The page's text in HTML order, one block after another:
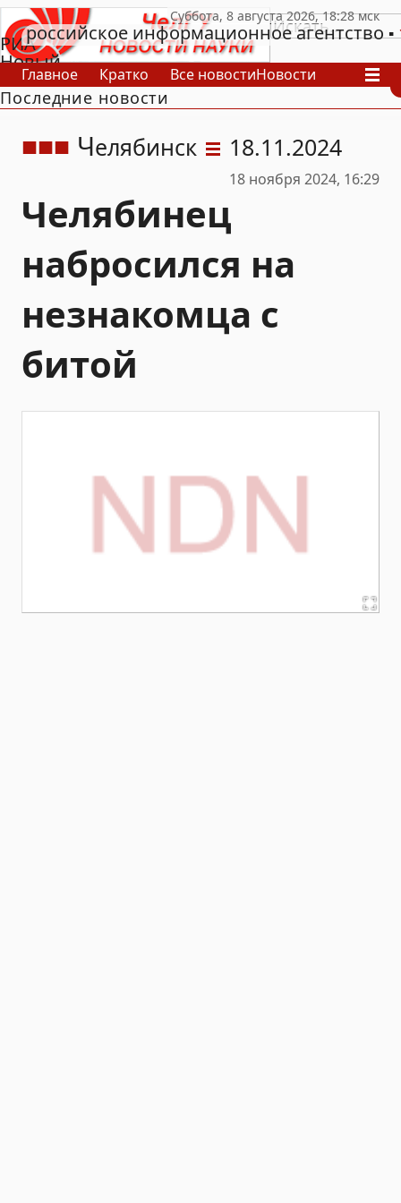
РИА
Новый
День
российское информационное агентство
Главное Кратко Все новостиНовости
В России
В мире
Последние новости
Челябинск 18.11.2024
18 ноября 2024, 16:29
Челябинец
набросился на
незнакомца с
битой